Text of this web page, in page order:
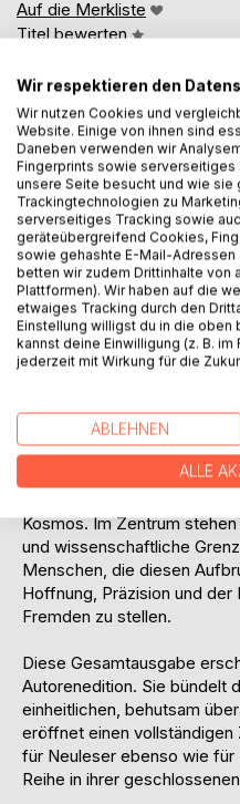
Auf die Merkliste
Titel bewerten
BESCHREIBUNG
Aletheia Gesamtausgabe
Reihe in einem Band: von
Vorgeschichten in Aletheia
Aufbruchs, über den
bis zu den fragmentierten
außerirdischen Kontakt in
Die Reihe verbindet Hard-
philosophischen Fragen
Kosmos. Im Zentrum
und wissenschaftliche
Menschen, die diesen
Hoffnung, Präzision und
Fremden zu stellen.
Diese Gesamtausgabe
Autorenedition. Sie bündelt
einheitlichen, behutsam
eröffnet einen vollständigen
für Neuleser ebenso wie für
Reihe in ihrer
Wir respektieren den
Wir nutzen Cookies und
Website. Einige von ihnen sind
Daneben verwenden wir
Fingerprints sowie serverseitiges
unsere Seite besucht und wie sie
Trackingtechnologien zu
serverseitiges Tracking sowie
geräteübergreifend Cookies,
sowie gehashte E-Mail-
betten wir zudem Drittinhalte von
Plattformen). Wir haben auf die
etwaiges Tracking durch den
Einstellung willigst du in die oben
kannst deine Einwilligung (z. B. im
jederzeit mit Wirkung für die
ABLEHNEN
ALLE